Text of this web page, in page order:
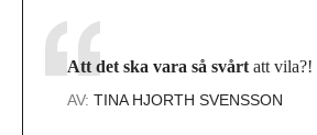
Att det ska vara så svårt att vila?!
AV: TINA HJORTH SVENSSON